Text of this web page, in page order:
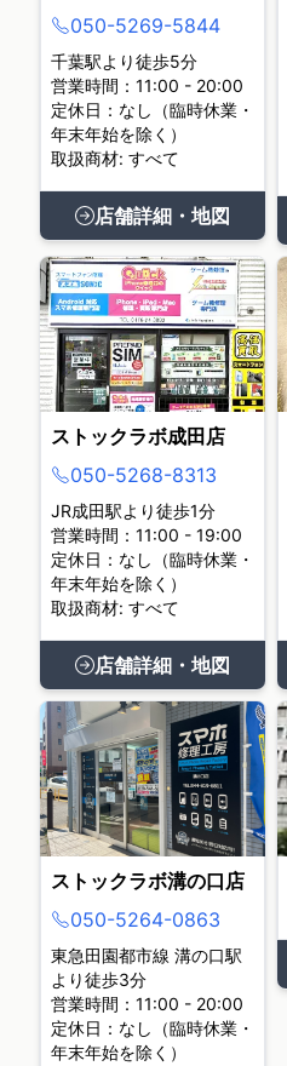
050-5269-5844
千葉駅より徒歩5分
営業時間：11:00 - 20:00
定休日：なし（臨時休業・
年末年始を除く）
取扱商材: すべて
店舗詳細・地図
ストックラボ成田店
050-5268-8313
JR成田駅より徒歩1分
営業時間：11:00 - 19:00
定休日：なし（臨時休業・
年末年始を除く）
取扱商材: すべて
店舗詳細・地図
ストックラボ溝の口店
050-5264-0863
東急田園都市線 溝の口駅
より徒歩3分
営業時間：11:00 - 20:00
定休日：なし（臨時休業・
年末年始を除く）